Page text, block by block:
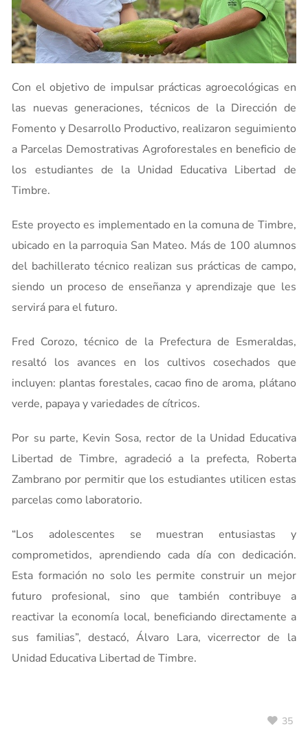
Con el objetivo de impulsar prácticas agroecológicas en
las nuevas generaciones, técnicos de la Dirección de
Fomento y Desarrollo Productivo, realizaron seguimiento
a Parcelas Demostrativas Agroforestales en beneficio de
los estudiantes de la Unidad Educativa Libertad de
Timbre.
Este proyecto es implementado en la comuna de Timbre,
ubicado en la parroquia San Mateo. Más de 100 alumnos
del bachillerato técnico realizan sus prácticas de campo,
siendo un proceso de enseñanza y aprendizaje que les
servirá para el futuro.
Fred Corozo, técnico de la Prefectura de Esmeraldas,
resaltó los avances en los cultivos cosechados que
incluyen: plantas forestales, cacao fino de aroma, plátano
verde, papaya y variedades de cítricos.
Por su parte, Kevin Sosa, rector de la Unidad Educativa
Libertad de Timbre, agradeció a la prefecta, Roberta
Zambrano por permitir que los estudiantes utilicen estas
parcelas como laboratorio.
“Los adolescentes se muestran entusiastas y
comprometidos, aprendiendo cada día con dedicación.
Esta formación no solo les permite construir un mejor
futuro profesional, sino que también contribuye a
reactivar la economía local, beneficiando directamente a
sus familias”, destacó, Álvaro Lara, vicerrector de la
Unidad Educativa Libertad de Timbre.
35